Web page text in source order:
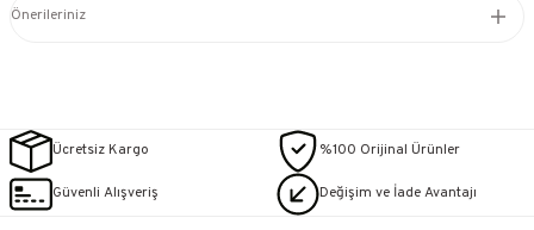
Önerileriniz
Ücretsiz Kargo %100 Orijinal Ürünler
Güvenli Alışveriş Değişim ve İade Avantajı